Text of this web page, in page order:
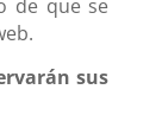
de que se
sus